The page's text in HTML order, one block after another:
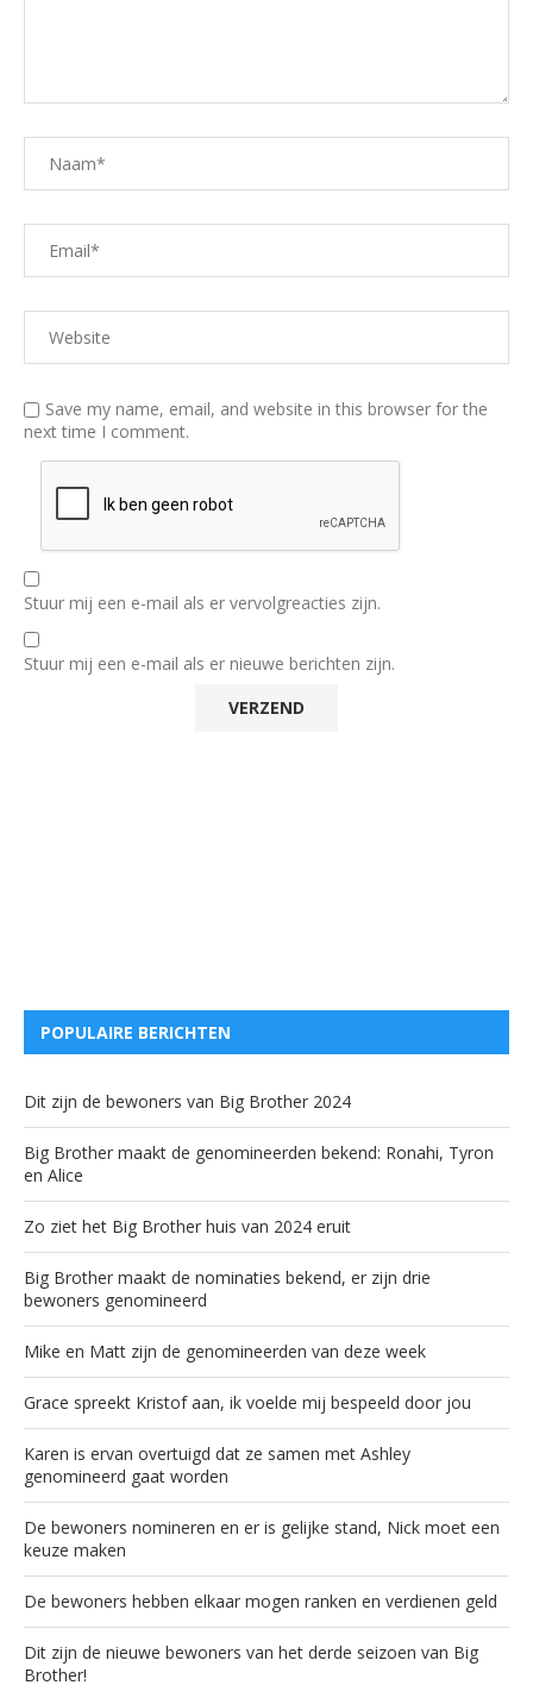
Save my name, email, and website in this browser for the
next time I comment.
Stuur mij een e-mail als er vervolgreacties zijn.
Stuur mij een e-mail als er nieuwe berichten zijn.
POPULAIRE BERICHTEN
Dit zijn de bewoners van Big Brother 2024
Big Brother maakt de genomineerden bekend: Ronahi, Tyron
en Alice
Zo ziet het Big Brother huis van 2024 eruit
Big Brother maakt de nominaties bekend, er zijn drie
bewoners genomineerd
Mike en Matt zijn de genomineerden van deze week
Grace spreekt Kristof aan, ik voelde mij bespeeld door jou
Karen is ervan overtuigd dat ze samen met Ashley
genomineerd gaat worden
De bewoners nomineren en er is gelijke stand, Nick moet een
keuze maken
De bewoners hebben elkaar mogen ranken en verdienen geld
Dit zijn de nieuwe bewoners van het derde seizoen van Big
Brother!